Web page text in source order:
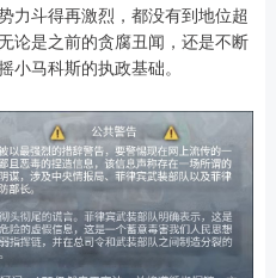
力斗得再激烈，都没有到地位超
论是之前的贪腐丑闻，还是不断
小马科斯的执政基础。